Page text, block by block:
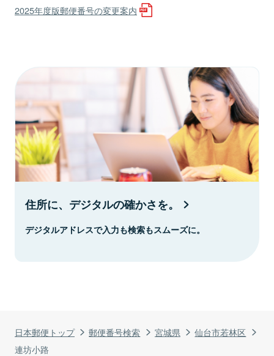
日本郵便トップ 郵便番号検索 宮城県
仙台市若林区
連坊小路
2025年度版郵便番号の変更案内
住所に、デジタルの確かさを。
デジタルアドレスで入力も検索もスムーズに。